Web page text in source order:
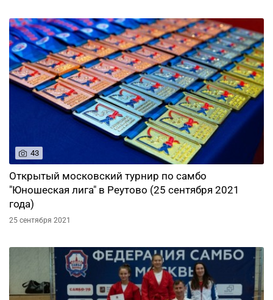
43
Открытый московский турнир по самбо
"Юношеская лига" в Реутово (25 сентября 2021
года)
25 сентября 2021